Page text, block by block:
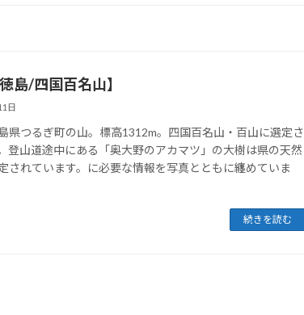
島/四国百名山】
日
県つるぎ町の山。標高1312m。四国百名山・百山に選定さ
登山道途中にある「奥大野のアカマツ」の大樹は県の天然
されています。に必要な情報を写真とともに纏めていま
続きを読む